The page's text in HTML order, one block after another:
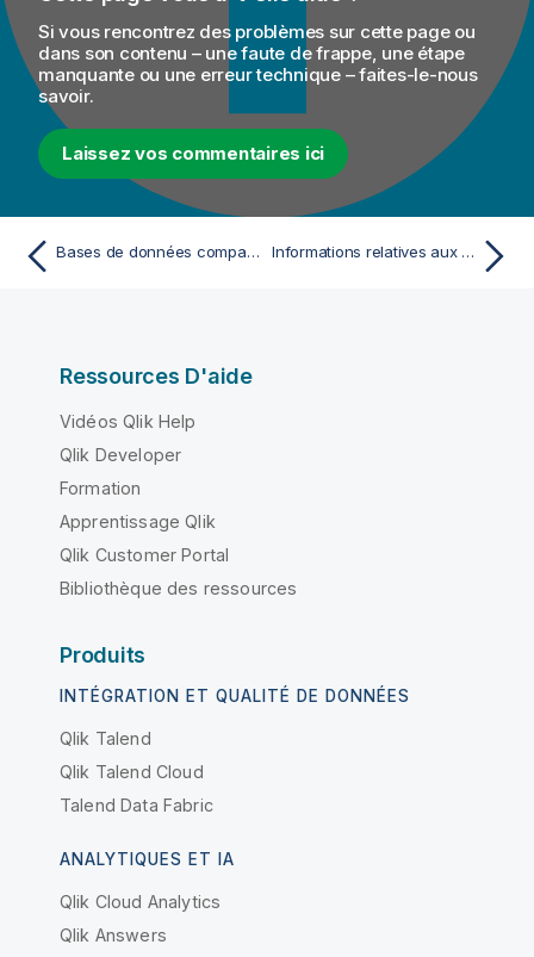
Si vous rencontrez des problèmes sur cette page ou
dans son contenu – une faute de frappe, une étape
manquante ou une erreur technique – faites-le-nous
savoir.
Laissez vos commentaires ici
Bases de données compatibles Informations relatives aux ports
Ressources D'aide
Vidéos Qlik Help
Qlik Developer
Formation
Apprentissage Qlik
Qlik Customer Portal
Bibliothèque des ressources
Produits
INTÉGRATION ET QUALITÉ DE DONNÉES
Qlik Talend
Qlik Talend Cloud
Talend Data Fabric
ANALYTIQUES ET IA
Qlik Cloud Analytics
Qlik Answers